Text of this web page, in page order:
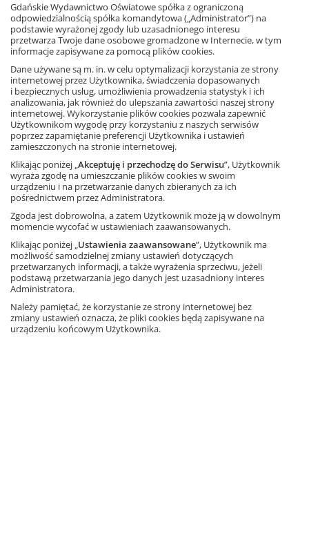
Nowość
Matematyka z plusem 4. Zeszyt
ćwiczeń podstawowych. Od
roku szkolnego 2026/2027
Autorzy: Piotr Zarzycki, Mariola Tokarska,
Agnieszka Orzeszek
– 10%
Informacja o rabatach
22,10 zł 19,89 zł
Dodaj do koszyka
Nowość
Historia 4. Podróże w czasie.
Zeszyt ćwiczeń. Od roku
szkolnego 2026/2027
Autor: Tomasz Małkowski
– 10%
Informacja o rabatach
Gdańskie Wydawnictwo Oświatowe spółka z ograniczoną
odpowiedzialnością spółka komandytowa („Administrator”) na
podstawie wyrażonej zgody lub uzasadnionego interesu
przetwarza Twoje dane osobowe gromadzone w Internecie, w tym
informacje zapisywane za pomocą plików cookies.
Dane używane są m. in. w celu optymalizacji korzystania ze strony
internetowej przez Użytkownika, świadczenia dopasowanych
i bezpiecznych usług, umożliwienia prowadzenia statystyk i ich
analizowania, jak również do ulepszania zawartości naszej strony
internetowej. Wykorzystanie plików cookies pozwala zapewnić
Użytkownikom wygodę przy korzystaniu z naszych serwisów
poprzez zapamiętanie preferencji Użytkownika i ustawień
zamieszczonych na stronie internetowej.
Klikając poniżej „Akceptuję i przechodzę do Serwisu”, Użytkownik
wyraża zgodę na umieszczanie plików cookies w swoim
urządzeniu i na przetwarzanie danych zbieranych za ich
pośrednictwem przez Administratora.
Zgoda jest dobrowolna, a zatem Użytkownik może ją w dowolnym
momencie wycofać w ustawieniach zaawansowanych.
Klikając poniżej „Ustawienia zaawansowane”, Użytkownik ma
możliwość samodzielnej zmiany ustawień dotyczących
przetwarzanych informacji, a także wyrażenia sprzeciwu, jeżeli
podstawą przetwarzania jego danych jest uzasadniony interes
Administratora.
Należy pamiętać, że korzystanie ze strony internetowej bez
zmiany ustawień oznacza, że pliki cookies będą zapisywane na
urządzeniu końcowym Użytkownika.